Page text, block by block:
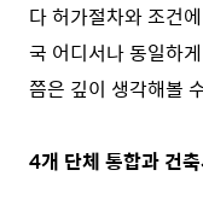
다 허가절차와 조건
국 어디서나 동일하
쯤은 깊이 생각해볼
4개 단체 통합과 건